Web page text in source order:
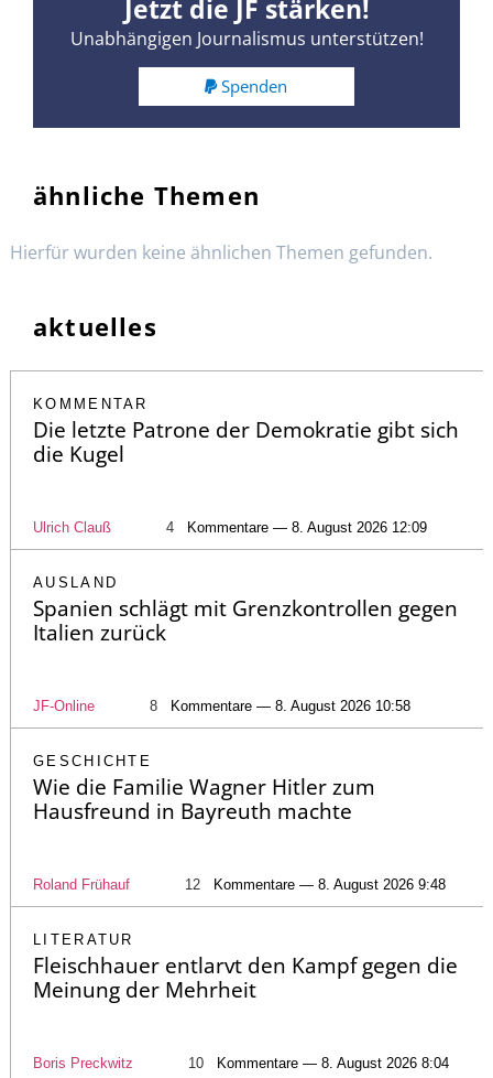
Jetzt die JF stärken!
Unabhängigen Journalismus unterstützen!
Spenden
ähnliche Themen
Hierfür wurden keine ähnlichen Themen gefunden.
aktuelles
KOMMENTAR
Die letzte Patrone der Demokratie gibt sich
die Kugel
Ulrich Clauß 4 Kommentare — 8. August 2026 12:09
AUSLAND
Spanien schlägt mit Grenzkontrollen gegen
Italien zurück
JF-Online 8 Kommentare — 8. August 2026 10:58
GESCHICHTE
Wie die Familie Wagner Hitler zum
Hausfreund in Bayreuth machte
Roland Frühauf 12 Kommentare — 8. August 2026 9:48
LITERATUR
Fleischhauer entlarvt den Kampf gegen die
Meinung der Mehrheit
Boris Preckwitz 10 Kommentare — 8. August 2026 8:04